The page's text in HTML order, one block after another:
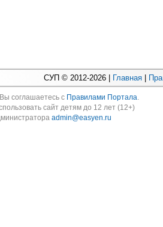
СУП © 2012-2026 | Главная
соглашаетесь с Правилами Портала.
сайт детям до 12 лет (12+)
admin@easyen.ru